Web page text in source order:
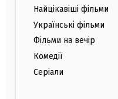
Найцікавіші фільми
Українські фільми
Фільми на вечір
Комедії
Серіали